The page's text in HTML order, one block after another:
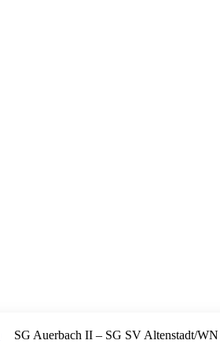
SG Auerbach II – SG SV Altenstadt/